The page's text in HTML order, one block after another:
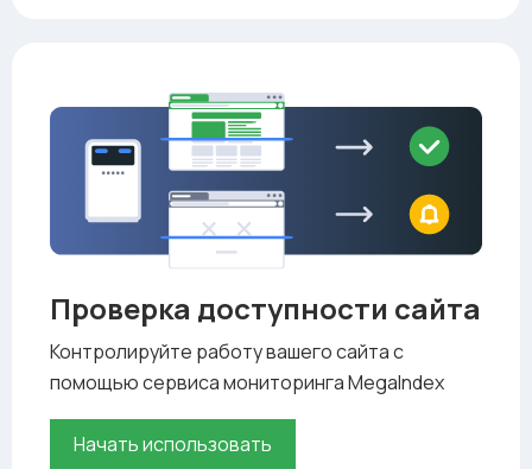
Проверка доступности сайта
Контролируйте работу вашего сайта с
помощью сервиса мониторинга MegaIndex
Начать использовать